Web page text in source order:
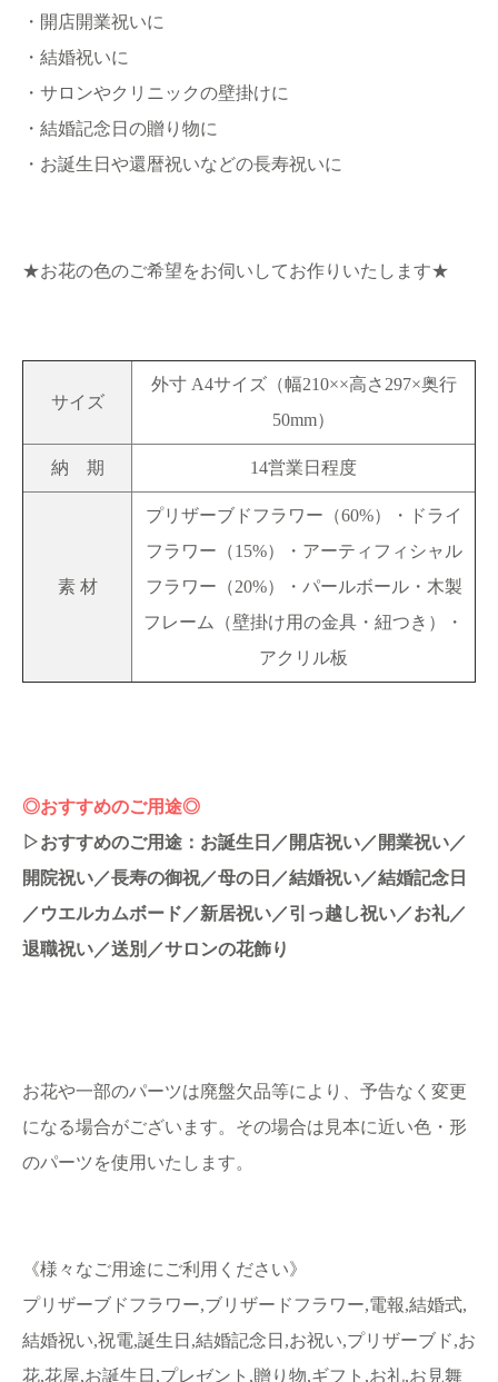
・開店開業祝いに
・結婚祝いに
・サロンやクリニックの壁掛けに
・結婚記念日の贈り物に
・お誕生日や還暦祝いなどの長寿祝いに
★お花の色のご希望をお伺いしてお作りいたします★
サイズ
外寸 A4サイズ（幅210××高さ297×奥行
50mm）
納 期 14営業日程度
素 材
プリザーブドフラワー（60%）・ドライ
フラワー（15%）・アーティフィシャル
フラワー（20%）・パールボール・木製
フレーム（壁掛け用の金具・紐つき）・
アクリル板
◎おすすめのご用途◎
▷おすすめのご用途：お誕生日／開店祝い／開業祝い／
開院祝い／長寿の御祝／母の日／結婚祝い／結婚記念日
／ウエルカムボード／新居祝い／引っ越し祝い／お礼／
退職祝い／送別／サロンの花飾り
お花や一部のパーツは廃盤欠品等により、予告なく変更
になる場合がございます。その場合は見本に近い色・形
のパーツを使用いたします。
《様々なご用途にご利用ください》
プリザーブドフラワー,ブリザードフラワー,電報,結婚式,
結婚祝い,祝電,誕生日,結婚記念日,お祝い,プリザーブド,お
花,花屋,お誕生日,プレゼント,贈り物,ギフト,お礼,お見舞